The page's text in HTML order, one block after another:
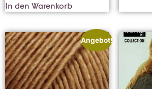
In den Warenkorb
Angebot!